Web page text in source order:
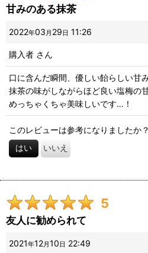
甘みのある抹茶
2022年03 月 29日 11:26
購入者 さん
口に含んだ瞬間、優しい飴らしい甘
抹茶の味がしながらほど良い塩梅の
めっちゃくちゃ美味しいです…！
このレビューは参考になりましたか？
はい いいえ
5
友人に勧められて
2021年12月10日 22:49